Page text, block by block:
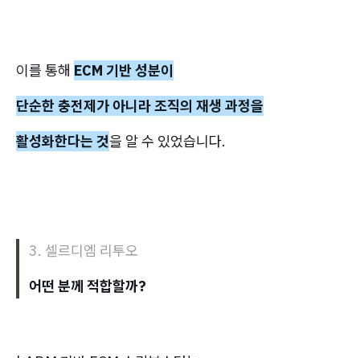
이를 통해 ECM 기반 성분이
단순한 충전제가 아니라 조직의 재생 과정을
활성화한다는 것을 알 수 있었습니다.
3. 셀르디엠 리투오
어떤 분께 적합할까?